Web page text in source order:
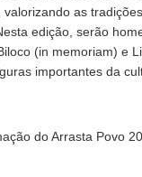
valorizando as
edição, serão
(in memoriam) e
importantes da
do Arrasta Povo